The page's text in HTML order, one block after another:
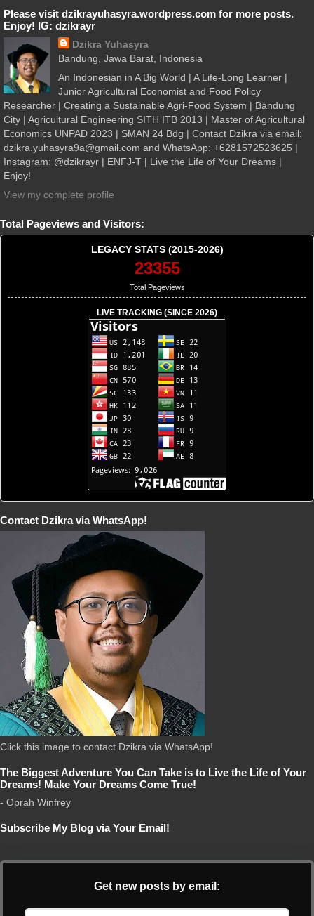
Please visit dzikrayuhasyra.wordpress.com for more posts.
Enjoy! IG: dzikrayr
Dzikra Yuhasyra
Bandung, Jawa Barat, Indonesia
An Indonesian in A Big World | A Life-Long Learner |
Junior Agricultural Economist and Food Policy
Researcher | Creating a Sustainable Agri-Food System | Bandung
City | Agricultural Engineering SITH ITB 2013 | Master of Agricultural
Economics UNPAD 2023 | SMAN 24 Bdg | Contact Dzikra via email:
dzikra.yuhasyra9a@gmail.com and WhatsApp: +6281572523625 |
Instagram: @dzikrayr | ENFJ-T | Live the Life of Your Dreams |
Enjoy!
View my complete profile
Total Pageviews and Visitors:
LEGACY STATS (2015-2026)
23355
Total Pageviews
LIVE TRACKING (SINCE 2026)
Contact Dzikra via WhatsApp!
Click this image to contact Dzikra via WhatsApp!
The Biggest Adventure You Can Take is to Live the Life of Your
Dreams! Make Your Dreams Come True!
- Oprah Winfrey
Subscribe My Blog via Your Email!
Get new posts by email: